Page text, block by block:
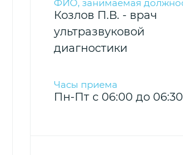
Козлов П.В. - врач
ультразвуковой
диагностики
Пн-Пт с 06:00 до 06:30